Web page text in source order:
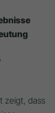
zeigt, dass